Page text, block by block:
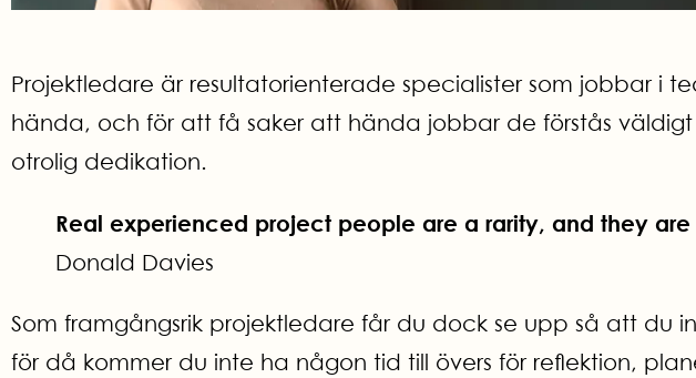
Projektledare är resultatorienterade specialister som jobbar i
hända, och för att få saker att hända jobbar de förstås väldigt
otrolig dedikation.
Real experienced project people are a rarity, and they
Donald Davies
Som framgångsrik projektledare får du dock se upp så att du
för då kommer du inte ha någon tid till övers för reflektion,